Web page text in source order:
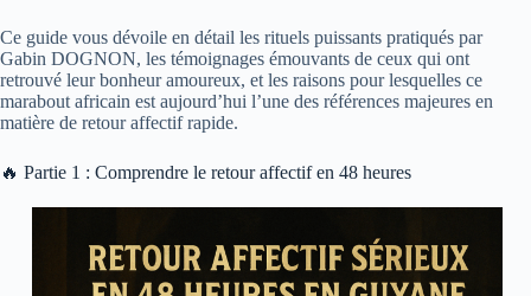
Ce guide vous dévoile en détail les rituels puissants pratiqués par
Gabin DOGNON, les témoignages émouvants de ceux qui ont
retrouvé leur bonheur amoureux, et les raisons pour lesquelles ce
marabout africain est aujourd’hui l’une des références majeures en
matière de retour affectif rapide.
🔥 Partie 1 : Comprendre le retour affectif en 48 heures